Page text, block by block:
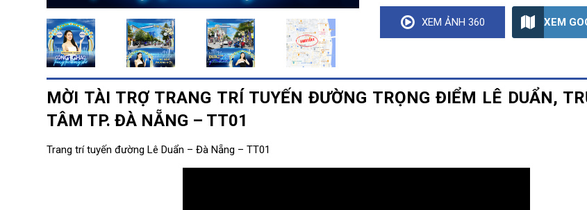
XEM ẢNH 360 XEM
MỜI TÀI TRỢ TRANG TRÍ TUYẾN ĐƯỜNG TRỌNG ĐIỂM LÊ DUẨN,
TÂM TP.ĐÀ NẴNG – TT01
Trang trí tuyến đường Lê Duẩn – Đà Nẵng – TT01